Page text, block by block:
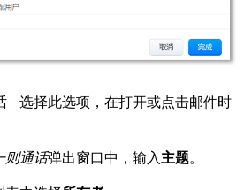
- 选择此选项，在打开或点击邮件时
则通话弹出窗口中，输入主题。